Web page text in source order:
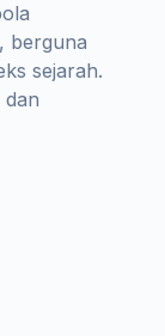
berguna
sejarah.
dan